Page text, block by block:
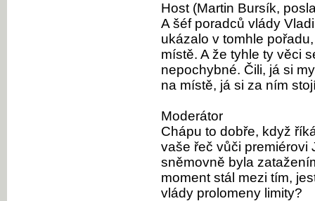
Host (Martin Bursík,
A šéf poradců vlády
ukázalo v tomhle
místě. A že tyhle ty věci
nepochybné. Čili, já si
na místě, já si za ním
Moderátor
Chápu to dobře, když
vaše řeč vůči premiérovi
sněmovně byla
moment stál mezi tím,
vlády prolomeny limity?